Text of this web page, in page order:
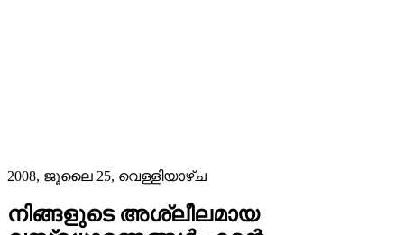
2008, ജൂലൈ 25, വെള്ളിയാഴ്‌ച
നിങ്ങളുടെ അശ്ലീലമായ